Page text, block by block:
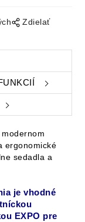
Zdielať
modernom
ergonomické
sedadla a
je vhodné
EXPO pre